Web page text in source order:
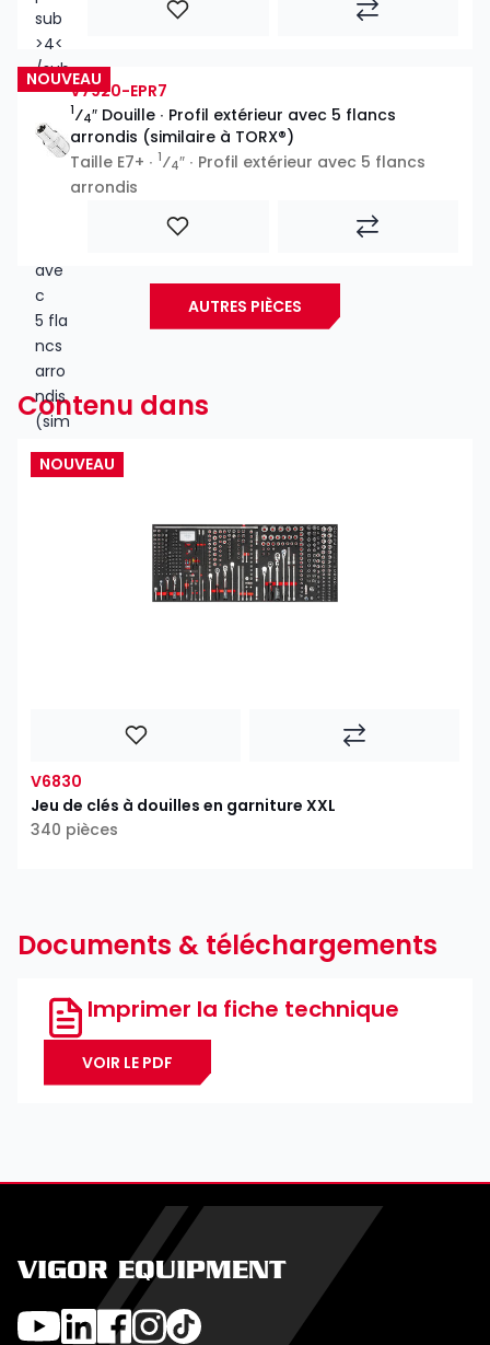
NOUVEAU
V7920-EPR7
1⁄4″ Douille ∙ Profil extérieur avec 5 flancs
arrondis (similaire à TORX®)
Taille E7+ ∙ 1⁄4″ ∙ Profil extérieur avec 5 flancs
arrondis
AUTRES PIÈCES
Contenu dans
NOUVEAU
V6830
Jeu de clés à douilles en garniture XXL
340 pièces
Documents & téléchargements
Imprimer la fiche technique
VOIR LE PDF
VIGOR EQUIPMENT